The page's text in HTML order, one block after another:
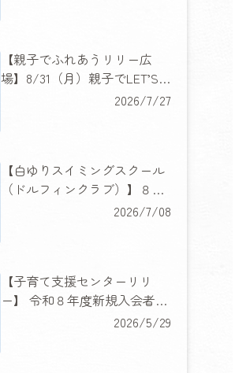
【親子でふれあうリリー広
場】8/31（月）親子でLET’S
2026/7/27
【白ゆりスイミングスクール
（ドルフィンクラブ）】８月
６日（木）・７日（金）２日
2026/7/08
【子育て支援センターリリ
ー】 令和８年度新規入会者限
定 『ハッピーキャンペーン』
2026/5/29